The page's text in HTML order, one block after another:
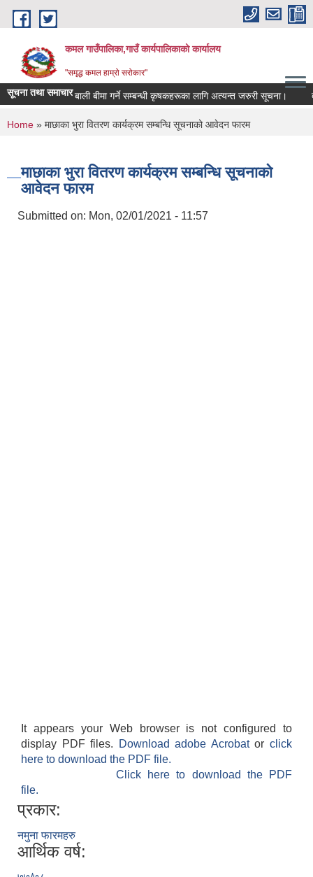
Skip to main content
कमल गाउँपालिका,गाउँ कार्यपालिकाको कार्यालय
"समृद्ध कमल हाम्रो सरोकार"
सूचना तथा समाचारबाली बीमा गर्ने सम्बन्धी कृषकहरूका लागि अत्यन्त जरुरी सूचना।
You are here
Home » माछाका भुरा वितरण कार्यक्रम सम्बन्धि सूचनाको आवेदन फारम
माछाका भुरा वितरण कार्यक्रम सम्बन्धि सूचनाको
आवेदन फारम
Submitted on: Mon, 02/01/2021 - 11:57
It appears your Web browser is not configured to
display PDF files.
Download adobe Acrobatorclick
here to download the PDF file.
Click here to download the PDF
file.
प्रकार:
नमुना फारमहरु
आर्थिक वर्ष: